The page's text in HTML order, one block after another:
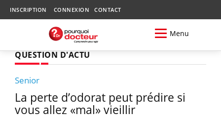
INSCRIPTION CONNEXION CONTACT
Menu
QUESTION D'ACTU
Senior
La perte d’odorat peut prédire si
vous allez «mal» vieillir